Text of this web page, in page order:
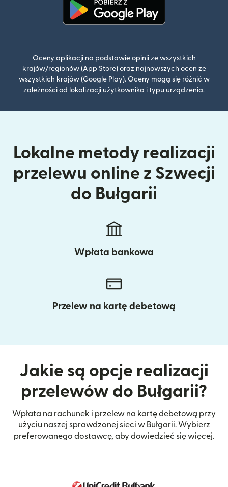
Oceny aplikacji na podstawie opinii ze wszystkich
krajów/regionów (App Store) oraz najnowszych ocen ze
wszystkich krajów (Google Play). Oceny mogą się różnić w
zależności od lokalizacji użytkownika i typu urządzenia.
Lokalne metody realizacji
przelewu online z Szwecji
do Bułgarii
Wpłata bankowa
Przelew na kartę debetową
Jakie są opcje realizacji
przelewów do Bułgarii?
Wpłata na rachunek i przelew na kartę debetową przy
użyciu naszej sprawdzonej sieci w Bułgarii. Wybierz
preferowanego dostawcę, aby dowiedzieć się więcej.